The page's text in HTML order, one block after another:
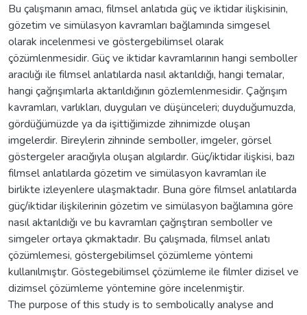
Bu çalışmanın amacı, filmsel anlatıda güç ve iktidar ilişkisinin,
gözetim ve simülasyon kavramları bağlamında simgesel
olarak incelenmesi ve göstergebilimsel olarak
çözümlenmesidir. Güç ve iktidar kavramlarının hangi semboller
aracılığı ile filmsel anlatılarda nasıl aktarıldığı, hangi temalar,
hangi çağrışımlarla aktarıldığının gözlemlenmesidir. Çağrışım
kavramları, varlıkları, duyguları ve düşünceleri; duyduğumuzda,
gördüğümüzde ya da işittiğimizde zihnimizde oluşan
imgelerdir. Bireylerin zihninde semboller, imgeler, görsel
göstergeler aracığıyla oluşan algılardır. Güç/iktidar ilişkisi, bazı
filmsel anlatılarda gözetim ve simülasyon kavramları ile
birlikte izleyenlere ulaşmaktadır. Buna göre filmsel anlatılarda
güç/iktidar ilişkilerinin gözetim ve simülasyon bağlamına göre
nasıl aktarıldığı ve bu kavramları çağrıştıran semboller ve
simgeler ortaya çıkmaktadır. Bu çalışmada, filmsel anlatı
çözümlemesi, göstergebilimsel çözümleme yöntemi
kullanılmıştır. Göstegebilimsel çözümleme ile filmler dizisel ve
dizimsel çözümleme yöntemine göre incelenmiştir.
The purpose of this study is to sembolically analyse and